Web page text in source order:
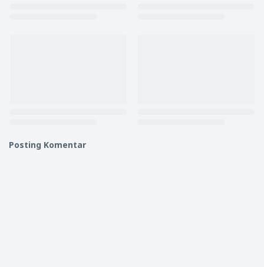
Posting Komentar